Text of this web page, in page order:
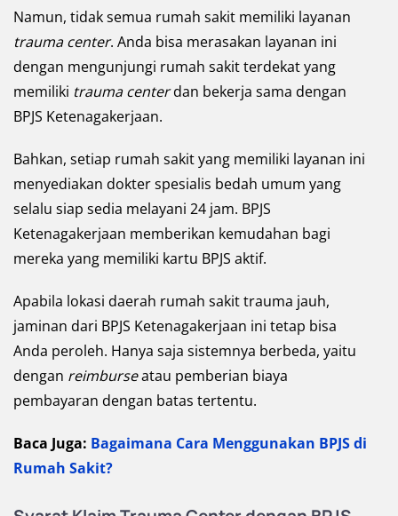
Namun, tidak semua rumah sakit memiliki layanan
trauma center. Anda bisa merasakan layanan ini
dengan mengunjungi rumah sakit terdekat yang
memiliki trauma centerdan bekerja sama dengan
BPJS Ketenagakerjaan.
Bahkan, setiap rumah sakit yang memiliki layanan ini
menyediakan dokter spesialis bedah umum yang
selalu siap sedia melayani 24 jam. BPJS
Ketenagakerjaan memberikan kemudahan bagi
mereka yang memiliki kartu BPJS aktif.
Apabila lokasi daerah rumah sakit trauma jauh,
jaminan dari BPJS Ketenagakerjaan ini tetap bisa
Anda peroleh. Hanya saja sistemnya berbeda, yaitu
dengan reimburseatau pemberian biaya
pembayaran dengan batas tertentu.
Baca Juga: Bagaimana Cara Menggunakan BPJS di
Rumah Sakit?